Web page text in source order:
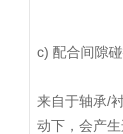
c) 配合间隙
来自于轴承/
动下，会产